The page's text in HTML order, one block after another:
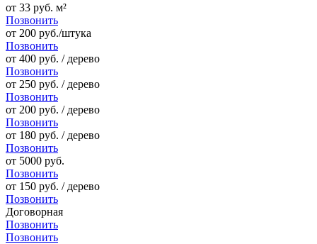
от 33 руб. м²
Позвонить
от 200 руб./штука
Позвонить
от 400 руб. / дерево
Позвонить
от 250 руб. / дерево
Позвонить
от 200 руб. / дерево
Позвонить
от 180 руб. / дерево
Позвонить
от 5000 руб.
Позвонить
от 150 руб. / дерево
Позвонить
Договорная
Позвонить
Позвонить